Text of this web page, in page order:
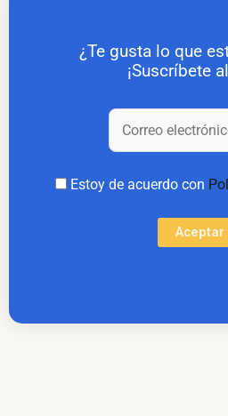
¿Te gusta lo que
¡Suscríbete
Estoy de acuerdo con
Aceptar